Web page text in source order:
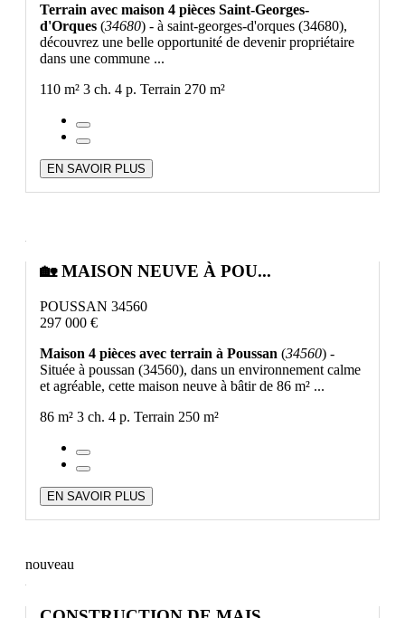
Terrain avec maison 4 pièces Saint-Georges-
d'Orques (34680) - à saint-georges-d'orques (34680),
découvrez une belle opportunité de devenir propriétaire
dans une commune ...
110 m² 3 ch. 4 p. Terrain 270 m²
EN SAVOIR PLUS
🏡 MAISON NEUVE À POU...
POUSSAN 34560
297 000 €
Maison 4 pièces avec terrain à Poussan (34560) -
Située à poussan (34560), dans un environnement calme
et agréable, cette maison neuve à bâtir de 86 m² ...
86 m² 3 ch. 4 p. Terrain 250 m²
EN SAVOIR PLUS
nouveau